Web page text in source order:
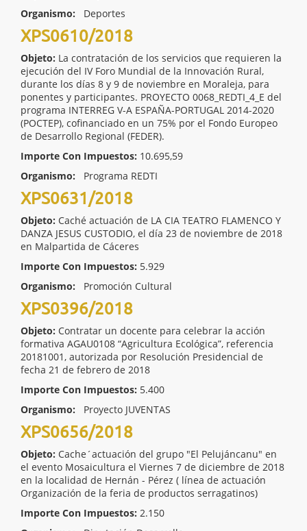
Organismo:
Deportes
XPS0610/2018
Objeto: La contratación de los servicios que requieren la
ejecución del IV Foro Mundial de la Innovación Rural,
durante los días 8 y 9 de noviembre en Moraleja, para
ponentes y participantes. PROYECTO 0068_REDTI_4_E del
programa INTERREG V-A ESPAÑA-PORTUGAL 2014-2020
(POCTEP), cofinanciado en un 75% por el Fondo Europeo
de Desarrollo Regional (FEDER).
Importe Con Impuestos: 10.695,59
Organismo:
Programa REDTI
XPS0631/2018
Objeto: Caché actuación de LA CIA TEATRO FLAMENCO Y
DANZA JESUS CUSTODIO, el día 23 de noviembre de 2018
en Malpartida de Cáceres
Importe Con Impuestos: 5.929
Organismo:
Promoción Cultural
XPS0396/2018
Objeto: Contratar un docente para celebrar la acción
formativa AGAU0108 “Agricultura Ecológica”, referencia
20181001, autorizada por Resolución Presidencial de
fecha 21 de febrero de 2018
Importe Con Impuestos: 5.400
Organismo:
Proyecto JUVENTAS
XPS0656/2018
Objeto: Cache´actuación del grupo "El Pelujáncanu" en
el evento Mosaicultura el Viernes 7 de diciembre de 2018
en la localidad de Hernán - Pérez ( línea de actuación
Organización de la feria de productos serragatinos)
Importe Con Impuestos: 2.150